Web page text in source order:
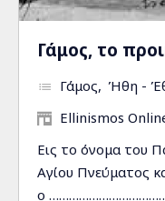
Γάμος, το
Γάμος Ήθη -
Ellinismos
Εις το όνομα του
Αγίου Πνεύματος
ο